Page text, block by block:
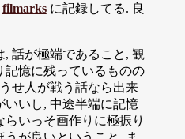
filmarksに記録してる. 良
話が極端であること, 観
記憶に残っているものの
せ人が戦う話なら出来
いいし, 中途半端に記憶
いっそ画作りに極振り